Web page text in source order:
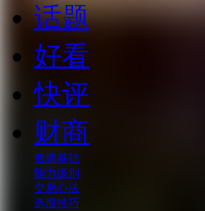
话题
好看
快评
财商
股票基础
能力级别
交易心法
选股技巧